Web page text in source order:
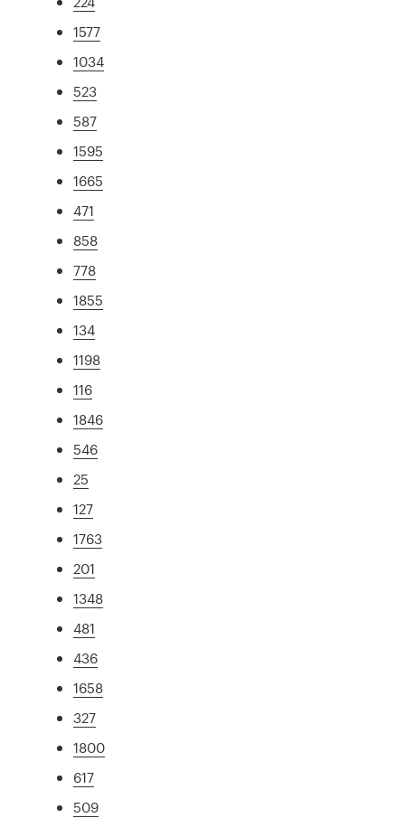
1577
1034
523
587
1595
1665
471
858
778
1855
134
1198
116
1846
546
25
127
1763
201
1348
481
436
1658
327
1800
617
509